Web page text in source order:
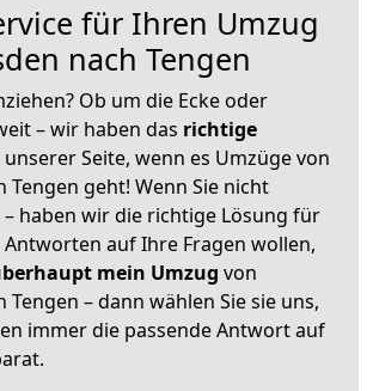
für Ihren Umzug
nach Tengen
Ob um die Ecke oder
– wir haben das richtige
unserer Seite, wenn es Umzüge von
Tengen geht! Wenn Sie nicht
haben wir die richtige Lösung für
Antworten auf Ihre Fragen wollen,
mein Umzug von
Tengen – dann wählen Sie sie uns,
immer die passende Antwort auf